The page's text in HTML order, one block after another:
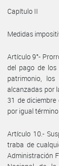
Capítulo II
Medidas
Artículo 9°-
del pago de los
patrimonio,
alcanzadas por
31 de
por igual
Artículo 10.-
traba de
Administración